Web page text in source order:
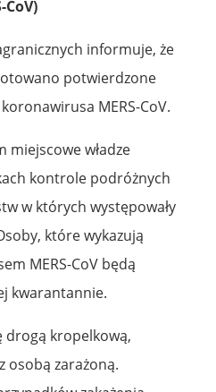
informuje, że
potwierdzone
MERS-CoV.
miejscowe władze
kontrole podróżnych
w których występowały
które wykazują
MERS-CoV będą
kwarantannie.
drogą kropelkową,
osobą zarażoną.